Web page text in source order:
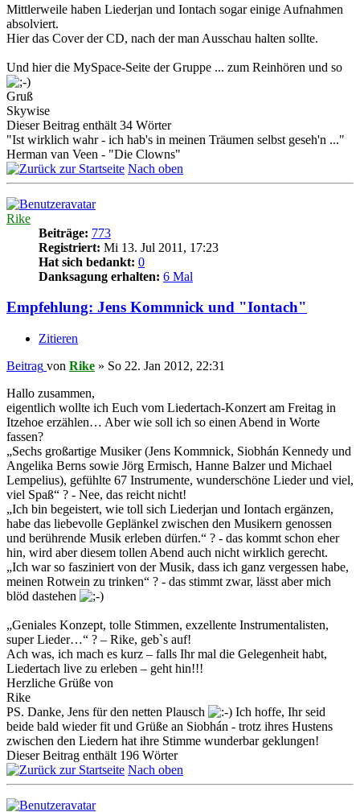
Mittlerweile haben Liederjan und Iontach sogar einige Aufnahmen
absolviert.
Hier das Cover der CD, nach der man Ausschau halten sollte.
Und hier die MySpace-Seite der Gruppe ... zum Reinhören und so
Gruß
Skywise
Dieser Beitrag enthält 34 Wörter
"Ist wirklich wahr - ich hab's in meinen Träumen selbst geseh'n ..."
Herman van Veen - "Die Clowns"
Nach oben
Rike
Beiträge: 773
Registriert: Mi 13. Jul 2011, 17:23
Hat sich bedankt: 0
Danksagung erhalten: 6 Mal
Empfehlung: Jens Kommnick und "Iontach"
Zitieren
Beitrag von Rike » So 22. Jan 2012, 22:31
Hallo zusammen,
eigentlich wollte ich Euch vom Liedertach-Konzert am Freitag in
Itzehoe erzählen… Aber wie soll ich so einen Abend in Worte
fassen?
„Sechs großartige Musiker (Jens Kommnick, Siobhán Kennedy und
Angelika Berns sowie Jörg Ermisch, Hanne Balzer und Michael
Lempelius), gefühlte 67 Instrumente, wunderschöne Lieder und viel,
viel Spaß“ ? - Nee, das reicht nicht!
„Ich bin begeistert, wie toll sich Liederjan und Iontach ergänzen,
habe das liebevolle Geplänkel zwischen den Musikern genossen
und berührende Musik erleben dürfen.“ ? - das kommt schon eher
hin, wird aber diesem tollen Abend auch nicht wirklich gerecht.
„Ich war so fasziniert von der Musik, dass ich ganz vergessen habe,
meinen Rotwein zu trinken“ ? - das stimmt zwar, lässt aber mich
blöd dastehen
„Geniales Konzept, tolle Stimmen, exzellente Instrumentalisten,
super Lieder…“ ? – Rike, geb`s auf!
Ach was, ich mach es kurz – falls Ihr mal die Gelegenheit habt,
Liedertach live zu erleben – geht hin!!!
Herzliche Grüße von
Rike
PS. Danke, Jens für den netten Plausch
Ich hoffe, Ihr seid
beide bald wieder fit und Grüße an Siobhán - trotz ihres Hustens
zwischen den Liedern hat ihre Stimme wunderbar geklungen!
Dieser Beitrag enthält 196 Wörter
Nach oben